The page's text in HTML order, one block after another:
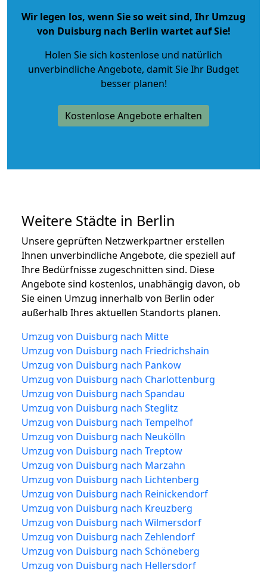
Wir legen los, wenn Sie so weit sind, Ihr Umzug
von Duisburg nach Berlin wartet auf Sie!
Holen Sie sich kostenlose und natürlich
unverbindliche Angebote, damit Sie Ihr Budget
besser planen!
Kostenlose Angebote erhalten
Weitere Städte in Berlin
Unsere geprüften Netzwerkpartner erstellen
Ihnen unverbindliche Angebote, die speziell auf
Ihre Bedürfnisse zugeschnitten sind. Diese
Angebote sind kostenlos, unabhängig davon, ob
Sie einen Umzug innerhalb von Berlin oder
außerhalb Ihres aktuellen Standorts planen.
Umzug von Duisburg nach Mitte
Umzug von Duisburg nach Friedrichshain
Umzug von Duisburg nach Pankow
Umzug von Duisburg nach Charlottenburg
Umzug von Duisburg nach Spandau
Umzug von Duisburg nach Steglitz
Umzug von Duisburg nach Tempelhof
Umzug von Duisburg nach Neukölln
Umzug von Duisburg nach Treptow
Umzug von Duisburg nach Marzahn
Umzug von Duisburg nach Lichtenberg
Umzug von Duisburg nach Reinickendorf
Umzug von Duisburg nach Kreuzberg
Umzug von Duisburg nach Wilmersdorf
Umzug von Duisburg nach Zehlendorf
Umzug von Duisburg nach Schöneberg
Umzug von Duisburg nach Hellersdorf